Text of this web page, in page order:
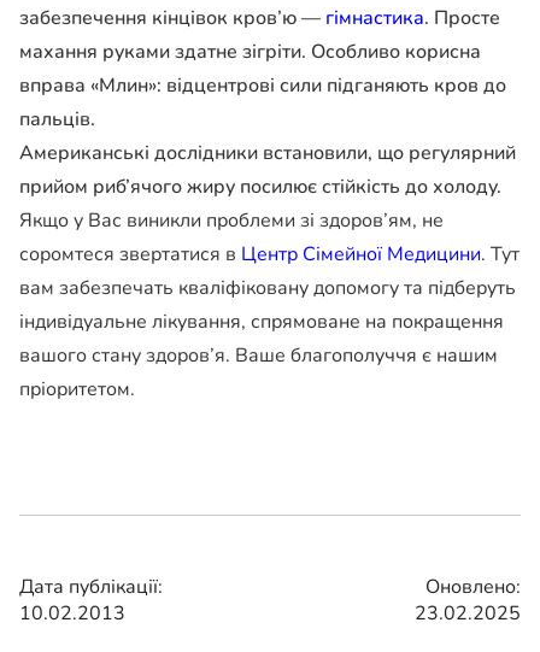
забезпечення кінцівок кров’ю — гімнастика. Просте
махання руками здатне зігріти. Особливо корисна
вправа «Млин»: відцентрові сили підганяють кров до
пальців.
Американські дослідники встановили, що регулярний
прийом риб’ячого жиру посилює стійкість до холоду.
Якщо у Вас виникли проблеми зі здоров’ям, не
соромтеся звертатися в Центр Сімейної Медицини. Тут
вам забезпечать кваліфіковану допомогу та підберуть
індивідуальне лікування, спрямоване на покращення
вашого стану здоров’я. Ваше благополуччя є нашим
пріоритетом.
Дата публікації:
10.02.2013
Оновлено:
23.02.2025